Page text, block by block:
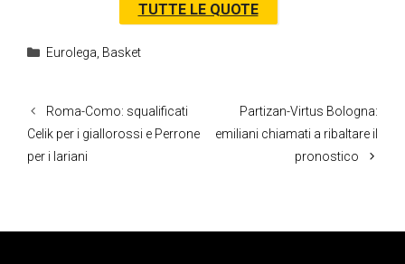
TUTTE LE QUOTE
Categorie
Eurolega, Basket
Roma-Como: squalificati
Celik per i giallorossi e Perrone
per i lariani
Partizan-Virtus Bologna:
emiliani chiamati a ribaltare il
pronostico